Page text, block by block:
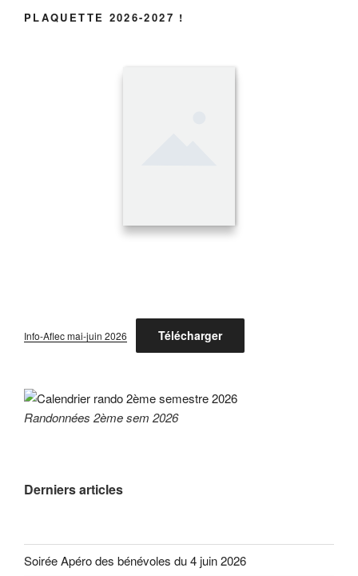
PLAQUETTE 2026-2027 !
Info-Aflec mai-juin 2026 Télécharger
Randonnées 2ème sem 2026
Derniers articles
Soirée Apéro des bénévoles du 4 juin 2026